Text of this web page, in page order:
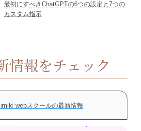
最初にすべきChatGPTの6つの設定と7つの
カスタム指示
情報をチェック
webスクールの最新情報